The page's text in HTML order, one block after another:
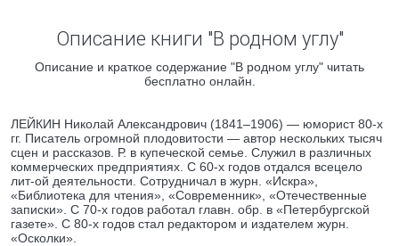
Описание книги "В родном углу"
Описание и краткое содержание "В родном углу" читать
бесплатно онлайн.
ЛЕЙКИН Николай Александрович (1841–1906) — юморист 80-х
гг. Писатель огромной плодовитости — автор нескольких тысяч
сцен и рассказов. Р. в купеческой семье. Служил в различных
коммерческих предприятиях. С 60-х годов отдался всецело
лит-ой деятельности. Сотрудничал в журн. «Искра»,
«Библиотека для чтения», «Современник», «Отечественные
записки». С 70-х годов работал главн. обр. в «Петербургской
газете». С 80-х годов стал редактором и издателем журн.
«Осколки».